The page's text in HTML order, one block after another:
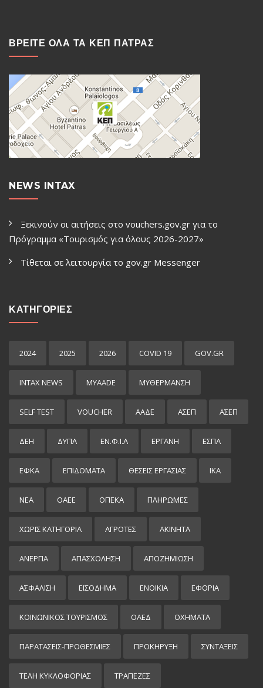
ΒΡΕΙΤΕ ΟΛΑ ΤΑ ΚΕΠ ΠΑΤΡΑΣ
NEWS INTAX
Ξεκινούν οι αιτήσεις στο vouchers.gov.gr για το
Πρόγραμμα «Τουρισμός για όλους 2026-2027»
Τίθεται σε λειτουργία το gov.gr Μessenger
ΚΑΤΗΓΟΡΙΕΣ
2024 2025 2026 COVID 19 GOV.GR
INTAX NEWS MYAADE MYΘΈΡΜΑΝΣΗ
SELF TEST VOUCHER ΑΑΔΕ ΑΣΕΠ ΑΣΕΠ
ΔΕΗ ΔΥΠΑ ΕΝ.Φ.Ι.Α ΕΡΓΑΝΗ ΕΣΠΑ
ΕΦΚΑ ΕΠΙΔΌΜΑΤΑ ΘΕΣΕΙΣ ΕΡΓΑΣΙΑΣ ΙΚΑ
ΝΕΑ ΟΑΕΕ ΟΠΕΚΑ ΠΛΗΡΩΜΕΣ
ΧΩΡΊΣ ΚΑΤΗΓΟΡΊΑ ΑΓΡΟΤΕΣ ΑΚΙΝΗΤΑ
ΑΝΕΡΓΙΑ ΑΠΑΣΧΟΛΗΣΗ ΑΠΟΖΗΜΙΩΣΗ
ΑΣΦΑΛΙΣΗ ΕΙΣΌΔΗΜΑ ΕΝΟΙΚΙΑ ΕΦΟΡΙΑ
ΚΟΙΝΩΝΙΚΟΣ ΤΟΥΡΙΣΜΟΣ ΟΑΕΔ ΟΧΗΜΑΤΑ
ΠΑΡΑΤΑΣΕΙΣ-ΠΡΟΘΕΣΜΙΕΣ ΠΡΟΚΉΡΥΞΗ ΣΥΝΤΑΞΕΙΣ
ΤΕΛΗ ΚΥΚΛΟΦΟΡΙΑΣ ΤΡΑΠΕΖΕΣ